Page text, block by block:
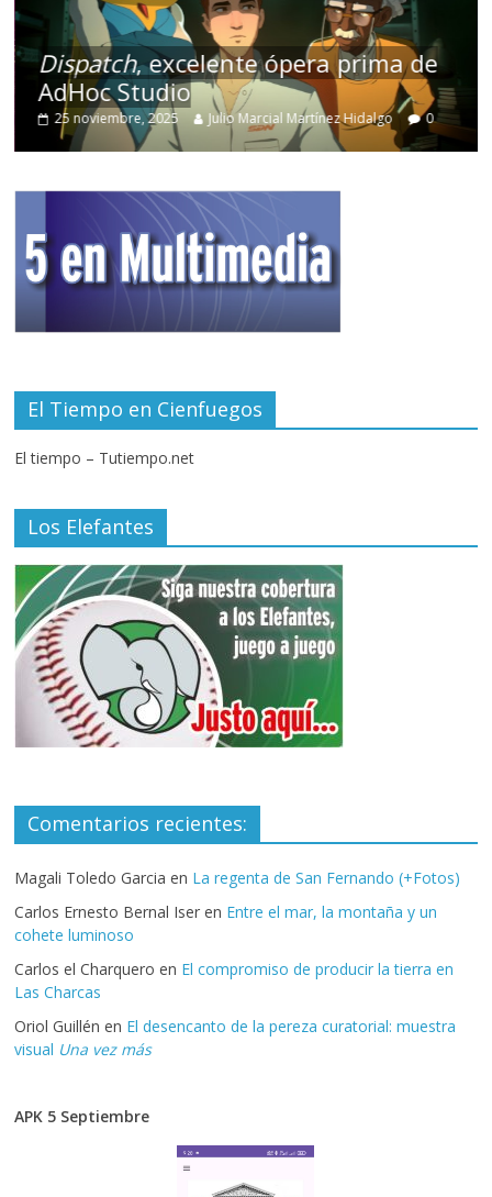
Dispatch, excelente ópera prima de
AdHoc Studio
25 noviembre, 2025 Julio Marcial Martínez Hidalgo 0
El Tiempo en Cienfuegos
El tiempo – Tutiempo.net
Los Elefantes
Comentarios recientes:
Magali Toledo Garcia en La regenta de San Fernando (+Fotos)
Carlos Ernesto Bernal Iser en Entre el mar, la montaña y un
cohete luminoso
Carlos el Charquero en El compromiso de producir la tierra en
Las Charcas
Oriol Guillén en El desencanto de la pereza curatorial: muestra
visual Una vez más
APK 5 Septiembre